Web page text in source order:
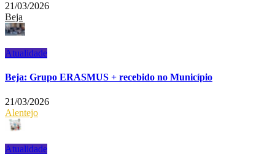
21/03/2026
Beja
Atualidade
Beja: Grupo ERASMUS + recebido no Município
21/03/2026
Alentejo
Atualidade